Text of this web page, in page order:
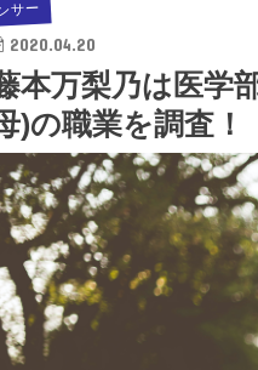
サー
2020.04.20
本万梨乃は医学
)の職業を調査！